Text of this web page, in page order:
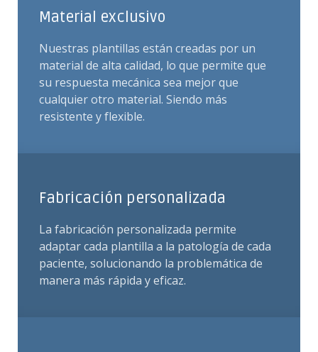
Material exclusivo
Nuestras plantillas están creadas por un
material de alta calidad, lo que permite que
su respuesta mecánica sea mejor que
cualquier otro material. Siendo más
resistente y flexible.
Fabricación personalizada
La fabricación personalizada permite
adaptar cada plantilla a la patología de cada
paciente, solucionando la problemática de
manera más rápida y eficaz.